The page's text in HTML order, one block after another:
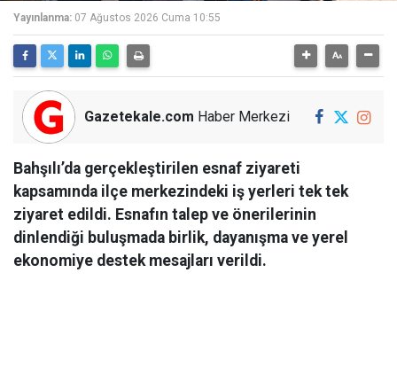
Yayınlanma: 07 Ağustos 2026 Cuma 10:55
Gazetekale.com Haber Merkezi
Bahşılı’da gerçekleştirilen esnaf ziyareti
kapsamında ilçe merkezindeki iş yerleri tek tek
ziyaret edildi. Esnafın talep ve önerilerinin
dinlendiği buluşmada birlik, dayanışma ve yerel
ekonomiye destek mesajları verildi.